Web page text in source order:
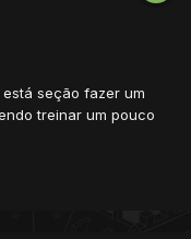
seção fazer um
treinar um pouco
ou se não, ensine a